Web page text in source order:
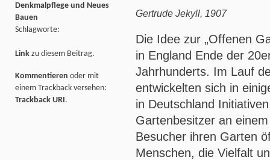
Gertrude Jekyll, 1907
Die Idee zur „Offenen
in England Ende der
Jahrhunderts. Im Lauf
entwickelten sich in
in Deutschland
Gartenbesitzer an
Besucher ihren Garten
Menschen, die Vielfalt
Denkmalpflege und Neues
Bauen
Schlagworte:
Link zu diesem Beitrag.
Kommentieren oder mit
einem Trackback versehen:
Trackback URI.